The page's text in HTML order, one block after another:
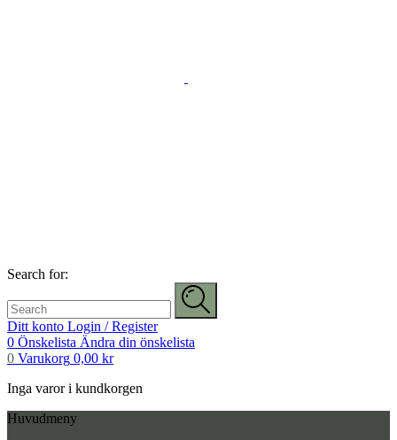
Search for:
Ditt konto Login / Register
0 Önskelista Ändra din önskelista
0 Varukorg 0,00 kr
Inga varor i kundkorgen
Huvudmeny